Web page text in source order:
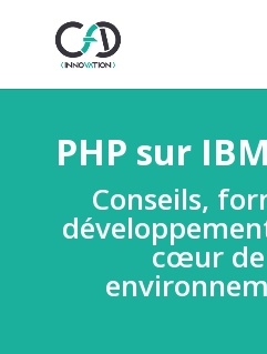
PHP sur
Conseils,
cœur